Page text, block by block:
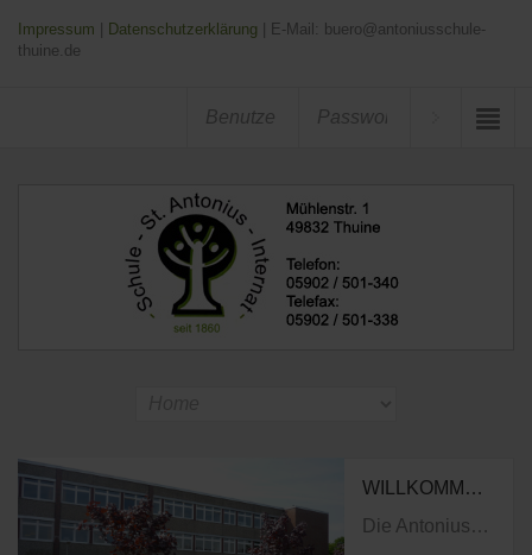
Impressum Datenschutzerklärung | E-Mail: buero@antoniusschule-
thuine.de
WILLKOMMEN AUF DER HOMEPAGE DER ANTONIUSSCHULE THUINE
Die Antoniusschule in Thuine kann auf eine mehr als 150-jährige Geschichte zurückblicken, in der immer eine der Zeit angemessene fundierte schulische Ausbildungen den Mittelpunkt ihres Wirkens ausmachte. Die Gründung der Schule hängt mit der Entwicklung der Kongregation der Franziskanerinnen von Thuine zusammen. 1860 wurde von der Ordensgründerin Schwester M. Anselma eine Waisenhausschule errichtet, die später als Internatsschule weitergeführt wurde.